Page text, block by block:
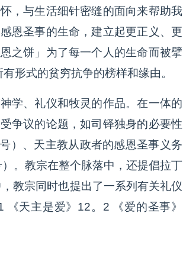
，与生活细针密缝的面向来帮助我
恩圣事的生命，建立起更正义、更
之饼」为了每一个人的生命而被擘
形式的贫穷抗争的榜样和缘由。
学、礼仪和牧灵的作品。在一体的
争议的论题，如司铎独身的必要性
）、天主教从政者的感恩圣事义务
。教宗在整个脉落中，还提倡拉丁
教宗同时也提出了一系列有关礼仪
天主是爱》12。2 《爱的圣事》